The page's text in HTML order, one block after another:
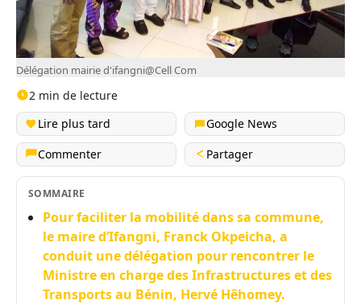
Délégation mairie d'ifangni@Cell Com
2 min de lecture
Lire plus tard
Google News
Commenter
Partager
SOMMAIRE
Pour faciliter la mobilité dans sa commune,
le maire d’Ifangni, Franck Okpeicha, a
conduit une délégation pour rencontrer le
Ministre en charge des Infrastructures et des
Transports au Bénin, Hervé Hêhomey.